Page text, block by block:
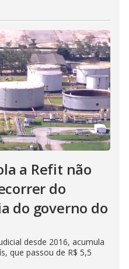
a Refit não
do
do governo do
desde 2016, acumula
que passou de R$ 5,5